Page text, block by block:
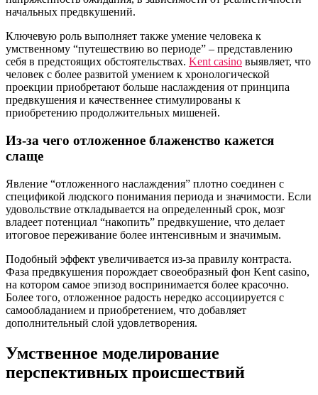
начальных предвкушений.
Ключевую роль выполняет также умение человека к
умственному “путешествию во периоде” – представлению
себя в предстоящих обстоятельствах. Kent casino выявляет, что
человек с более развитой умением к хронологической
проекции приобретают больше наслаждения от принципа
предвкушения и качественнее стимулированы к
приобретению продолжительных мишеней.
Из-за чего отложенное блаженство кажется
слаще
Явление “отложенного наслаждения” плотно соединен с
спецификой людского понимания периода и значимости. Если
удовольствие откладывается на определенный срок, мозг
владеет потенциал “накопить” предвкушение, что делает
итоговое переживание более интенсивным и значимым.
Подобный эффект увеличивается из-за правилу контраста.
Фаза предвкушения порождает своеобразный фон Kent casino,
на котором самое эпизод воспринимается более красочно.
Более того, отложенное радость нередко ассоциируется с
самообладанием и приобретением, что добавляет
дополнительный слой удовлетворения.
Умственное моделирование
перспективных происшествий